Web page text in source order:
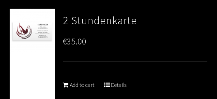
2 Stundenkarte
€35.00
Add to cart Details